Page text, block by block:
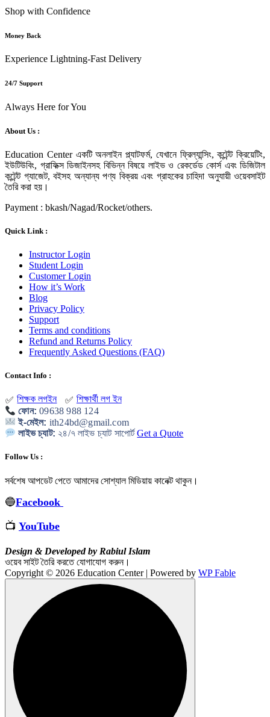
Shop with Confidence
Money Back
Experience Lightning-Fast Delivery
24/7 Support
Always Here for You
About Us :
Education Center একটি অনলাইন প্ল্যাটফর্ম, যেখানে ফ্রিল্যান্সিং, কন্টেন্ট ক্রিয়েটিং,
ইউটিউবিং, গ্রাফিক্স ডিজাইনসহ বিভিন্ন বিষয়ে লাইভ ও রেকর্ডেড কোর্স এবং ডিজিটাল
কন্টেন্ট গ্যাজেট, বইসহ অন্যান্য পণ্য বিক্রয় এবং গ্রাহকের চাহিদা অনুযায়ী ওয়েবসাইট
তৈরি করা হয়।
Payment : bkash/Nagad/Rocket/others.
Quick Link :
Instructor Login
Student Login
Customer Login
How it’s Work
Blog
Privacy Policy
Support
Terms and conditions
Refund and Returns Policy
Frequently Asked Questions (FAQ)
Contact Info :
✅ শিক্ষক লগইন ✅ শিক্ষার্থী লগ ইন
ফোন: 09638 988 124
ই-মেইল: ith24bd@gmail.com
লাইভ চ্যাট: ২৪/৭ লাইভ চ্যাট সাপোর্টGet a Quote
Follow Us :
সর্বশেষ আপডেট পেতে আমাদের সোশ্যাল মিডিয়ায় কানেক্ট থাকুন।
🔵Facebook
📺 YouTube
Design & Developed by Rabiul Islam
ওয়েব সাইট তৈরি করতে যোগাযোগ করুন।
Copyright © 2026 Education Center | Powered by WP Fable